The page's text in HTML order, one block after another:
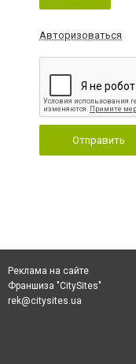
Авторизоваться
Отправить
Реклама на сайте
Франшиза "CitySites"
rek@citysites.ua